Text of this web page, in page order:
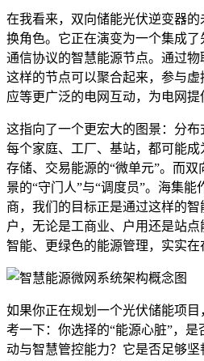
在我看来，双向储能光伏逆变器
换角色。它正在演变为一个集成
通信协议的智慧能源节点。通过
这样的节点可以聚合起来，参与
应等更广泛的电网互动，为电网提
这指向了一个更宏大的图景：分布
每个家庭、工厂、基站，都可能成
存储、交易能源的“微单元”。而
景的“守门人”与“调度员”。海集
商，我们的目标正是通过这样的
户，无论是工商业、户用还是站
智能、更绿色的能源管理，实实在
如果你正在规划一个光伏储能项
考一下：你选择的“能源心脏”，
动与智慧管控能力？它是否足够